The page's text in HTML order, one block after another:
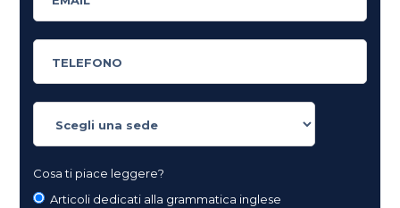
Cosa ti piace leggere?
Articoli dedicati alla grammatica inglese